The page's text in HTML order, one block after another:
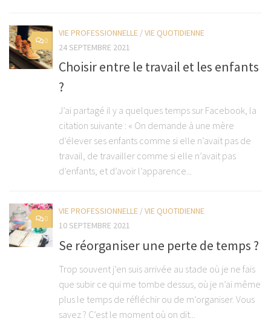
0
VIE PROFESSIONNELLE /VIE QUOTIDIENNE
24 SEPTEMBRE 2021
Choisir entre le travail et les enfants
?
J’ai partagé il y a quelques temps sur Facebook, la
citation suivante : « On demande à une mère
d’élever ses enfants comme si elle n’avait pas de
travail, de travailler comme si elle n’avait pas
d’enfants, et d’avoir l’apparence...
0
VIE PROFESSIONNELLE /VIE QUOTIDIENNE
10 SEPTEMBRE 2021
Se réorganiser une perte de temps ?
Trop souvent j’en suis arrivée au stade où je ne fais
que subir ce qui me tombe dessus, où je n’ai même
plus le temps de réfléchir ou de m’organiser. Vous
savez ? C’est le moment où on dit...